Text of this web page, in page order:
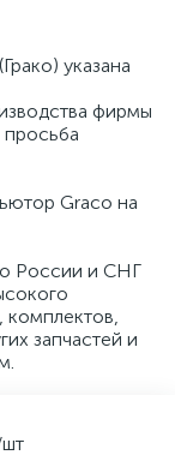
указана
фирмы
Graco на
России и СНГ
комплектов,
запчастей и